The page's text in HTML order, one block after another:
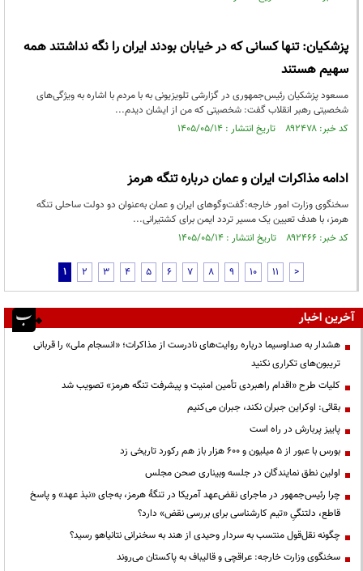
پزشکیان: تنها کسانی که در خیابان بودند ایران را نگه نداشتند همه
سهیم هستند
مسعود پزشکیان رئیس‌جمهوری در گزارشی تلویزیونی به با مردم با اشاره به ویژگی‌های
شخصیتی رهبر انقلاب گفت: شخصیتی که من از ایشان دیدم...
کد خبر: ۸۹۲۴۷۸ تاریخ انتشار : ۱۴۰۵/۰۵/۱۴
ادامه مذاکرات ایران و عمان درباره تنگه هرمز
سخنگوی وزارت امور خارجه:گفت‌وگوهای ایران و عمان به‌عنوان دو دولت ساحلی تنگه
هرمز، با هدف تعیین یک مسیر تردد ایمن برای کشتیرانی...
کد خبر: ۸۹۲۴۶۶ تاریخ انتشار : ۱۴۰۵/۰۵/۱۴
1 2 3 4 5 6 7 8 9 10 11 >
آخرین اخبار
هشدار به صداوسیما درباره روایت‌های نادرست از مذاکرات؛ «انسجام ملی» را قربانی
تریبون‌های تکراری نکنید
کلیات طرح «اقدام راهبردی تأمین امنیت و پیشرفت تنگه هرمز» تصویب شد
بقائی: اوکراین جبران نکند، جبران می‌کنیم
پاییز پربارش در راه است
بورس با عبور از ۵ میلیون و ۶۰۰ هزار باز هم رکورد تاریخی زد
اولین نطق نمایندگان در جلسه وبیناری صحن مجلس
چرا رئیس‌جمهور در ماجرای نقض‌عهد آمریکا در تنگهٔ هرمز، به‌جای «نبذ عهد» و پاسخ
قاطع، دلتنگیِ «تیم کارشناسی برای بررسی نقض» دارد؟
چگونه نقل‌قول منتسب به سردار وحیدی از هند به سخنرانی نتانیاهو رسید؟
سخنگوی وزارت خارجه: عراقچی و قالیباف به پاکستان می‌روند